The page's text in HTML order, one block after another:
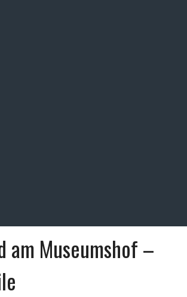
am Museumshof –